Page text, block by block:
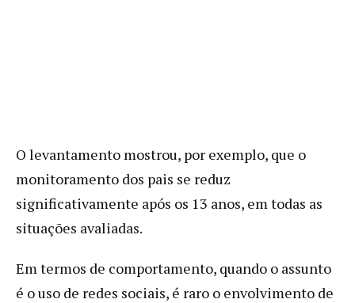
O levantamento mostrou, por exemplo, que o
monitoramento dos pais se reduz
significativamente após os 13 anos, em todas as
situações avaliadas.
Em termos de comportamento, quando o assunto
é o uso de redes sociais, é raro o envolvimento de